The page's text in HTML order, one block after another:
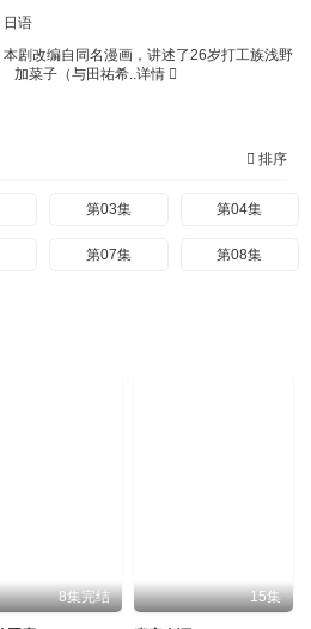
日语
本剧改编自同名漫画，讲述了26岁打工族浅野
加菜子（与田祐希..详情
排序
第03集 第04集
第07集 第08集
8集完结 15集